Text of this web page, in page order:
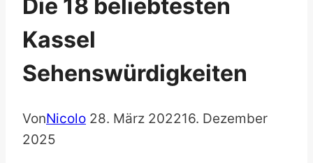
Die 18 beliebtesten
Kassel
Sehenswürdigkeiten
VonNicolo 28. März 202216. Dezember
2025